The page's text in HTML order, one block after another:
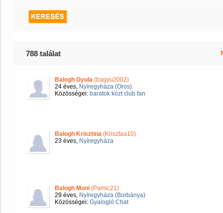
788 találat
Balogh Gyula (bagyu2002)
24 éves, Nyíregyháza (Oros)
Közösségei: baratok közt club fan
Balogh Krisztina (Krisztaa10)
23 éves, Nyíregyháza
Balogh Moni (Pamic21)
29 éves, Nyíregyháza (Borbánya)
Közösségei: Gyalogló Chat